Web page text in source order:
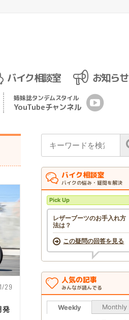
バイク相談室
お知らせ
姉妹誌タンデムスタイル
YouTubeチャンネル
29
発
バイク相談室
バイクの悩み・疑問を解決
Pick Up
レザーブーツのお手入れ方
法は？
この疑問の回答を見る
人気の記事
みんなが読んでる
Weekly Monthly